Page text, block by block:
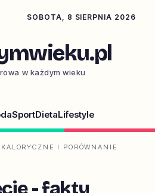
SOBOTA, 8 SIERPNIA 2026
w każdym wieku
SportDietaLifestyle
I PORÓWNANIE